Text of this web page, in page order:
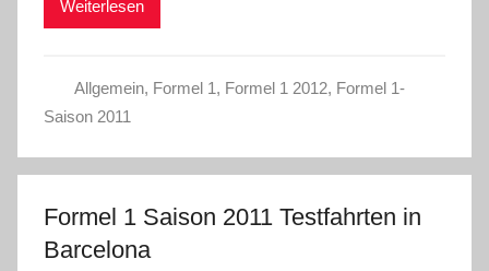
Weiterlesen
Allgemein, Formel 1, Formel 1 2012, Formel 1-
Saison 2011
Formel 1 Saison 2011 Testfahrten in
Barcelona